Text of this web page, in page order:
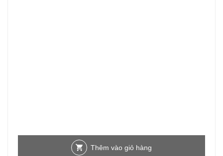
Thêm vào giỏ hàng